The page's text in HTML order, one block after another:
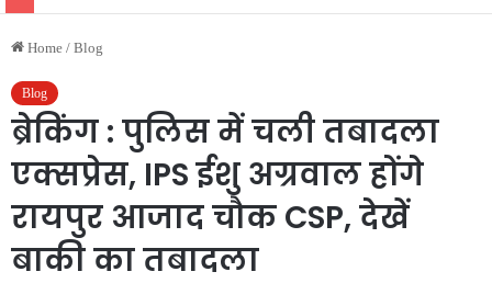
Home / Blog
Blog
ब्रेकिंग : पुलिस में चली तबादला
एक्सप्रेस, IPS ईशु अग्रवाल होंगे
रायपुर आजाद चौक CSP, देखें
बाकी का तबादला